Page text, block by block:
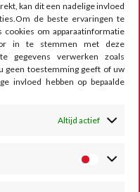
kan dit een nadelige invloed
de beste ervaringen te
cookies om apparaatinformatie
in te stemmen met deze
gegevens verwerken zoals
geen toestemming geeft of uw
invloed hebben op bepaalde
Altijd actief